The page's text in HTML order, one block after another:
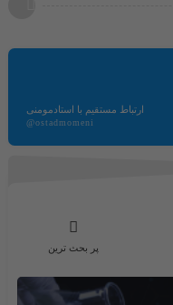
ارتباط مستقیم با استادمومنی
@ostadmomeni
پر بحث ترین